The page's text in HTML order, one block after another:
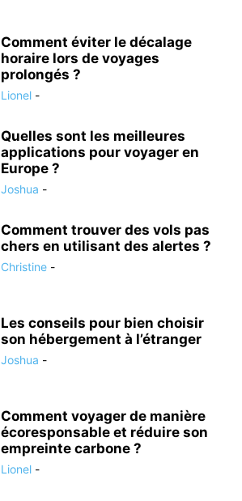
Comment éviter le décalage
horaire lors de voyages
prolongés ?
Lionel -
Quelles sont les meilleures
applications pour voyager en
Europe ?
Joshua -
Comment trouver des vols pas
chers en utilisant des alertes ?
Christine -
Les conseils pour bien choisir
son hébergement à l’étranger
Joshua -
Comment voyager de manière
écoresponsable et réduire son
empreinte carbone ?
Lionel -